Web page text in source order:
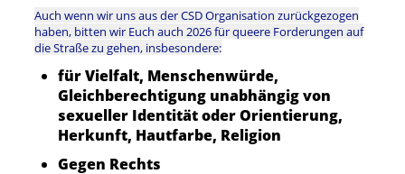
Auch wenn wir uns aus der CSD Organisation zurückgezogen
haben, bitten wir Euch auch 2026 für queere Forderungen auf
die Straße zu gehen, insbesondere:
für Vielfalt, Menschenwürde,
Gleichberechtigung unabhängig von
sexueller Identität oder Orientierung,
Herkunft, Hautfarbe, Religion
Gegen Rechts